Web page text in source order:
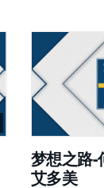
梦想之路-
艾多美